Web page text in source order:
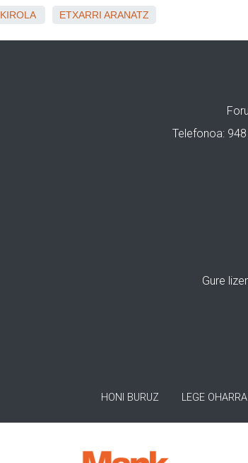
KIROLA ETXARRI ARANATZ
Telefonoa:
Gure
HONI BURUZ LEGE OHARRA